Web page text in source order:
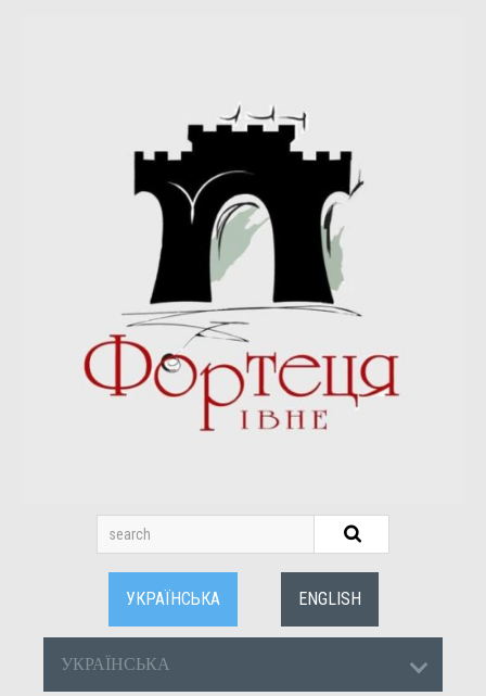
УКРАЇНСЬКА ENGLISH
УКРАЇНСЬКА